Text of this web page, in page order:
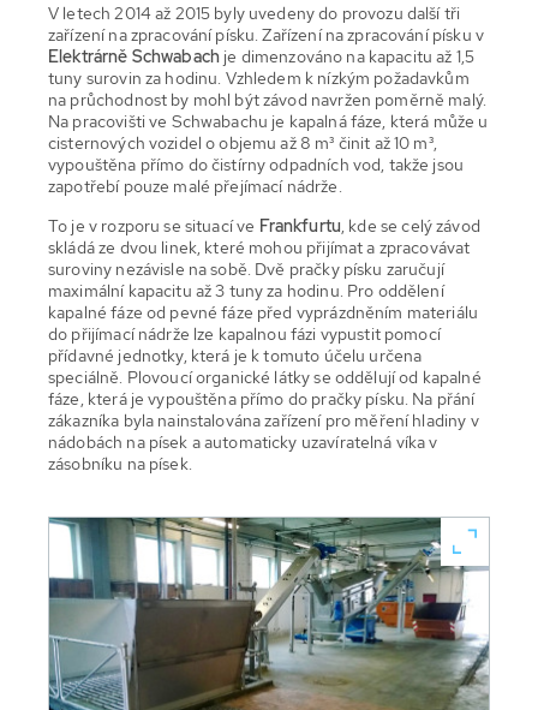
V letech 2014 až 2015 byly uvedeny do provozu další tři
zařízení na zpracování písku. Zařízení na zpracování písku v
Elektrárně Schwabach je dimenzováno na kapacitu až 1,5
tuny surovin za hodinu. Vzhledem k nízkým požadavkům
na průchodnost by mohl být závod navržen poměrně malý.
Na pracovišti ve Schwabachu je kapalná fáze, která může u
cisternových vozidel o objemu až 8 m³ činit až 10 m³,
vypouštěna přímo do čistírny odpadních vod, takže jsou
zapotřebí pouze malé přejímací nádrže.
To je v rozporu se situací ve Frankfurtu, kde se celý závod
skládá ze dvou linek, které mohou přijímat a zpracovávat
suroviny nezávisle na sobě. Dvě pračky písku zaručují
maximální kapacitu až 3 tuny za hodinu. Pro oddělení
kapalné fáze od pevné fáze před vyprázdněním materiálu
do přijímací nádrže lze kapalnou fázi vypustit pomocí
přídavné jednotky, která je k tomuto účelu určena
speciálně. Plovoucí organické látky se oddělují od kapalné
fáze, která je vypouštěna přímo do pračky písku. Na přání
zákazníka byla nainstalována zařízení pro měření hladiny v
nádobách na písek a automaticky uzavíratelná víka v
zásobníku na písek.